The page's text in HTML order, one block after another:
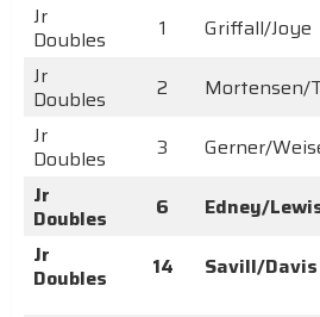
Jr
Doubles
1 Griffall/Joye
Jr
Doubles
2 Mortensen/
Jr
Doubles
3 Gerner/
Jr
Doubles
6 Edney/
Jr
Doubles
14 Savill/Davis